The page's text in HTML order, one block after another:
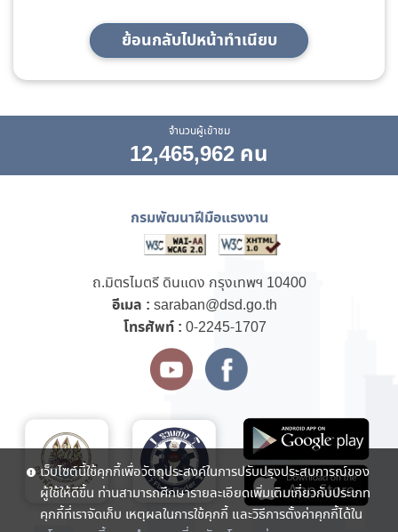
ย้อนกลับไปหน้าทำเนียบ
จำนวนผู้เข้าชม
12,465,962 คน
กรมพัฒนาฝีมือแรงงาน
ถ.มิตรไมตรี ดินแดง กรุงเทพฯ 10400
อีเมล : saraban@dsd.go.th
โทรศัพท์ : 0-2245-1707
เว็บไซต์นี้ใช้คุกกี้เพื่อวัตถุประสงค์ในการปรับปรุงประสบการณ์ของ
ผู้ใช้ให้ดีขึ้น ท่านสามารถศึกษารายละเอียดเพิ่มเติมเกี่ยวกับประเภท
คุกกี้ที่เราจัดเก็บ เหตุผลในการใช้คุกกี้ และวิธีการตั้งค่าคุกกี้ได้ใน